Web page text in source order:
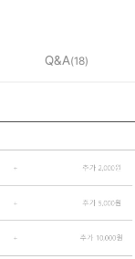
Q&A(18)